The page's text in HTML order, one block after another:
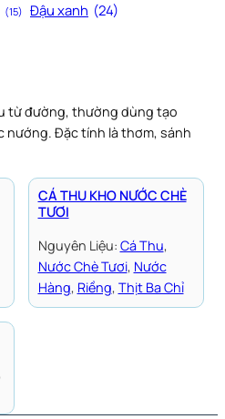
(15) Đậu xanh (24)
nướng. Đặc tính là thơm, sánh
CÁ THU KHO NƯỚC CHÈ
TƯƠI
Nguyên Liệu: Cá Thu
Nước Chè Tươi, Nước
Hàng, Riềng, Thịt Ba Chỉ